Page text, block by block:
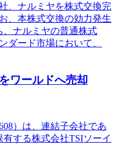
、ナルミヤを株式交換完
、本株式交換の効力発生
、ナルミヤの普通株式
ダード市場において、
ワールドへ売却
）は、連結子会社であ
する株式会社TSIソーイ